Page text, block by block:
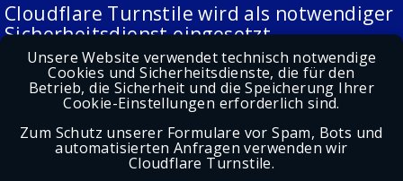
Unsere Website verwendet technisch notwendige
Cookies und Sicherheitsdienste, die für den
Betrieb, die Sicherheit und die Speicherung Ihrer
Cookie-Einstellungen erforderlich sind.
Zum Schutz unserer Formulare vor Spam, Bots und
automatisierten Anfragen verwenden wir
Cloudflare Turnstile.
Cloudflare Turnstile wird als notwendiger
Sicherheitsdienst eingesetzt.
Rechtsgrundlage ist § 25 Abs. 2 Nr. 2
TDDDG. Soweit personenbezogene Daten
verarbeitet werden, erfolgt dies auf
Grundlage von Art. 6 Abs. 1 lit. f DSGVO.
Unser berechtigtes Interesse liegt im
Schutz unseres Kontaktformulars vor